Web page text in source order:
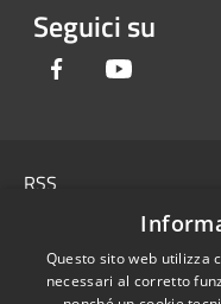
Seguici su
Facebook
RSS
Cookie
Mappa del sito
Questo sito web utilizza
necessari al corretto